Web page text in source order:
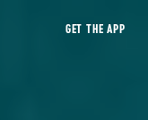
GET THE APP